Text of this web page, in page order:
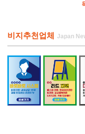
비지추천업체